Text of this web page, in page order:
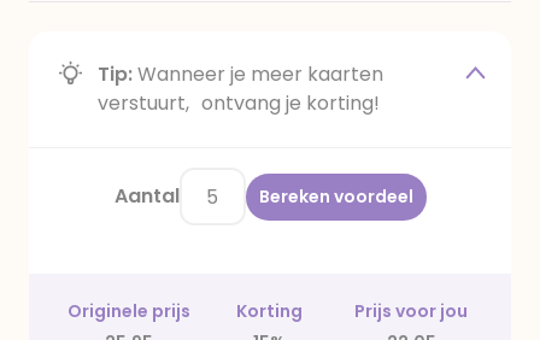
Tip:Wanneer je meer kaarten
verstuurt, ontvang je korting!
Aantal Bereken voordeel
Originele prijs Korting
Prijs voor jou